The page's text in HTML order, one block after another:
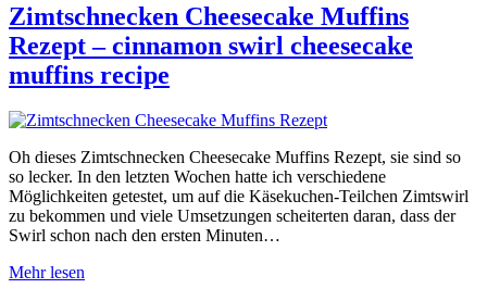
Zimtschnecken Cheesecake Muffins
Rezept – cinnamon swirl cheesecake
muffins recipe
Oh dieses Zimtschnecken Cheesecake Muffins Rezept, sie sind so
so lecker. In den letzten Wochen hatte ich verschiedene
Möglichkeiten getestet, um auf die Käsekuchen-Teilchen Zimtswirl
zu bekommen und viele Umsetzungen scheiterten daran, dass der
Swirl schon nach den ersten Minuten…
Mehr lesen